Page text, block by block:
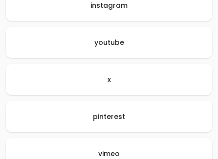
instagram
youtube
x
pinterest
vimeo